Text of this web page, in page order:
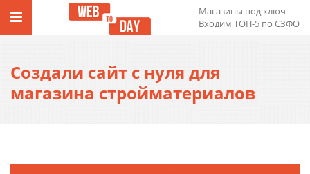
Магазины под ключ
Входим ТОП-5 по СЗФО
Создали сайт с нуля для
магазина стройматериалов